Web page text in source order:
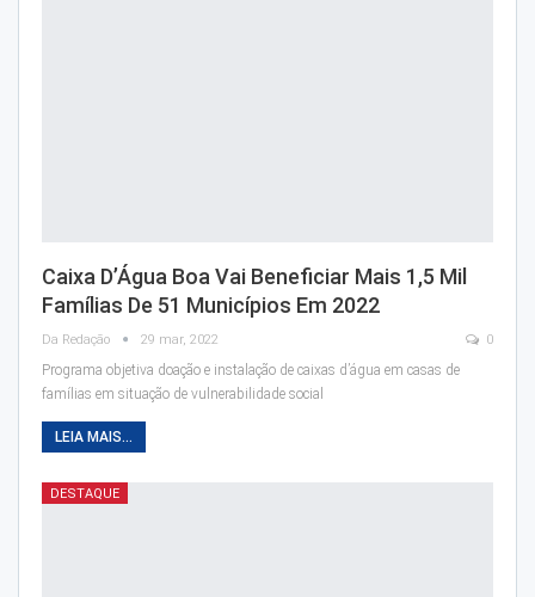
Caixa D’Água Boa Vai Beneficiar Mais 1,5 Mil
Famílias De 51 Municípios Em 2022
Da Redação 29 mar, 2022 0
Programa objetiva doação e instalação de caixas d’água em casas de
famílias em situação de vulnerabilidade social
LEIA MAIS...
DESTAQUE